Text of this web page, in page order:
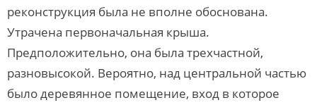
реконструкция была не вполне обоснована.
Утрачена первоначальная крыша.
Предположительно, она была трехчастной,
разновысокой. Вероятно, над центральной частью
было деревянное помещение, вход в которое